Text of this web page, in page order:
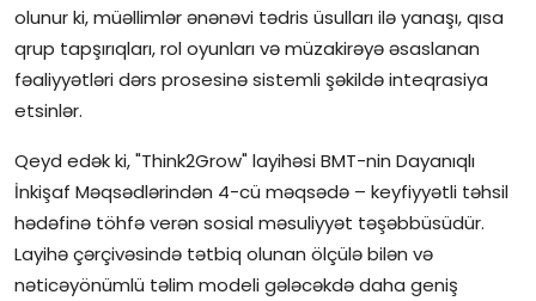
olunur ki, müəllimlər ənənəvi tədris üsulları ilə yanaşı, qısa
qrup tapşırıqları, rol oyunları və müzakirəyə əsaslanan
fəaliyyətləri dərs prosesinə sistemli şəkildə inteqrasiya
etsinlər.
Qeyd edək ki, "Think2Grow" layihəsi BMT-nin Dayanıqlı
İnkişaf Məqsədlərindən 4-cü məqsədə – keyfiyyətli təhsil
hədəfinə töhfə verən sosial məsuliyyət təşəbbüsüdür.
Layihə çərçivəsində tətbiq olunan ölçülə bilən və
nəticəyönümlü təlim modeli gələcəkdə daha geniş